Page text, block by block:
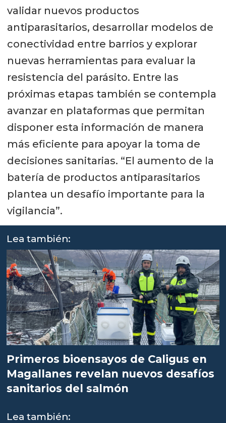
validar nuevos productos
antiparasitarios, desarrollar modelos de
conectividad entre barrios y explorar
nuevas herramientas para evaluar la
resistencia del parásito. Entre las
próximas etapas también se contempla
avanzar en plataformas que permitan
disponer esta información de manera
más eficiente para apoyar la toma de
decisiones sanitarias. “El aumento de la
batería de productos antiparasitarios
plantea un desafío importante para la
vigilancia”.
Lea también:
Primeros bioensayos de Caligus en
Magallanes revelan nuevos desafíos
sanitarios del salmón
Lea también: